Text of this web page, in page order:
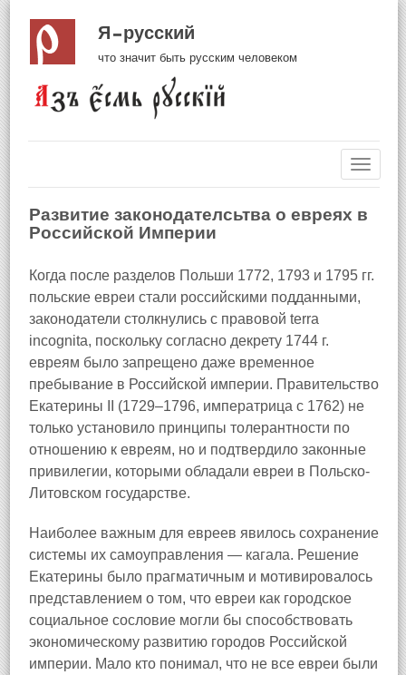
Я русский
что значит быть русским человеком
Развитие законодателсьтва о евреях в
Российской Империи
Когда после разделов Польши 1772, 1793 и 1795 гг.
польские евреи стали российскими подданными,
законодатели столкнулись с правовой terra
incognita, поскольку согласно декрету 1744 г.
евреям было запрещено даже временное
пребывание в Российской империи. Правительство
Екатерины II (1729–1796, императрица с 1762) не
только установило принципы толерантности по
отношению к евреям, но и подтвердило законные
привилегии, которыми обладали евреи в Польско-
Литовском государстве.
Наиболее важным для евреев явилось сохранение
системы их самоуправления — кагала. Решение
Екатерины было прагматичным и мотивировалось
представлением о том, что евреи как городское
социальное сословие могли бы способствовать
экономическому развитию городов Российской
империи. Мало кто понимал, что не все евреи были